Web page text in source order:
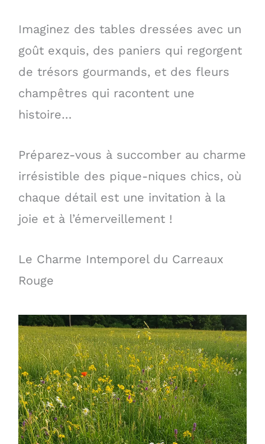
Imaginez des tables dressées avec un
goût exquis, des paniers qui regorgent
de trésors gourmands, et des fleurs
champêtres qui racontent une
histoire…
Préparez-vous à succomber au charme
irrésistible des pique-niques chics, où
chaque détail est une invitation à la
joie et à l’émerveillement !
Le Charme Intemporel du Carreaux
Rouge